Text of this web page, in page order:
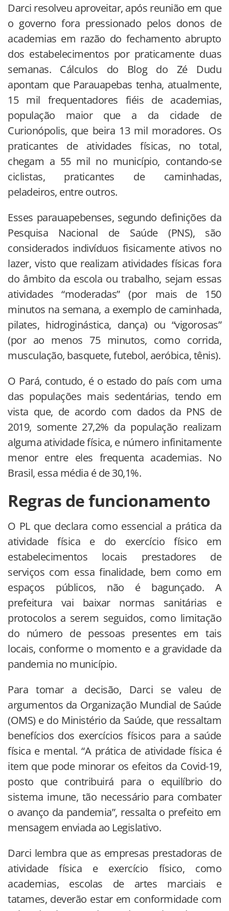
Darci resolveu aproveitar, após reunião em que
o governo fora pressionado pelos donos de
academias em razão do fechamento abrupto
dos estabelecimentos por praticamente duas
semanas. Cálculos do Blog do Zé Dudu
apontam que Parauapebas tenha, atualmente,
15 mil frequentadores fiéis de academias,
população maior que a da cidade de
Curionópolis, que beira 13 mil moradores. Os
praticantes de atividades físicas, no total,
chegam a 55 mil no município, contando-se
ciclistas, praticantes de caminhadas,
peladeiros, entre outros.
Esses parauapebenses, segundo definições da
Pesquisa Nacional de Saúde (PNS), são
considerados indivíduos fisicamente ativos no
lazer, visto que realizam atividades físicas fora
do âmbito da escola ou trabalho, sejam essas
atividades “moderadas” (por mais de 150
minutos na semana, a exemplo de caminhada,
pilates, hidroginástica, dança) ou “vigorosas”
(por ao menos 75 minutos, como corrida,
musculação, basquete, futebol, aeróbica, tênis).
O Pará, contudo, é o estado do país com uma
das populações mais sedentárias, tendo em
vista que, de acordo com dados da PNS de
2019, somente 27,2% da população realizam
alguma atividade física, e número infinitamente
menor entre eles frequenta academias. No
Brasil, essa média é de 30,1%.
Regras de funcionamento
O PL que declara como essencial a prática da
atividade física e do exercício físico em
estabelecimentos locais prestadores de
serviços com essa finalidade, bem como em
espaços públicos, não é bagunçado. A
prefeitura vai baixar normas sanitárias e
protocolos a serem seguidos, como limitação
do número de pessoas presentes em tais
locais, conforme o momento e a gravidade da
pandemia no município.
Para tomar a decisão, Darci se valeu de
argumentos da Organização Mundial de Saúde
(OMS) e do Ministério da Saúde, que ressaltam
benefícios dos exercícios físicos para a saúde
física e mental. “A prática de atividade física é
item que pode minorar os efeitos da Covid-19,
posto que contribuirá para o equilíbrio do
sistema imune, tão necessário para combater
o avanço da pandemia”, ressalta o prefeito em
mensagem enviada ao Legislativo.
Darci lembra que as empresas prestadoras de
atividade física e exercício físico, como
academias, escolas de artes marciais e
tatames, deverão estar em conformidade com